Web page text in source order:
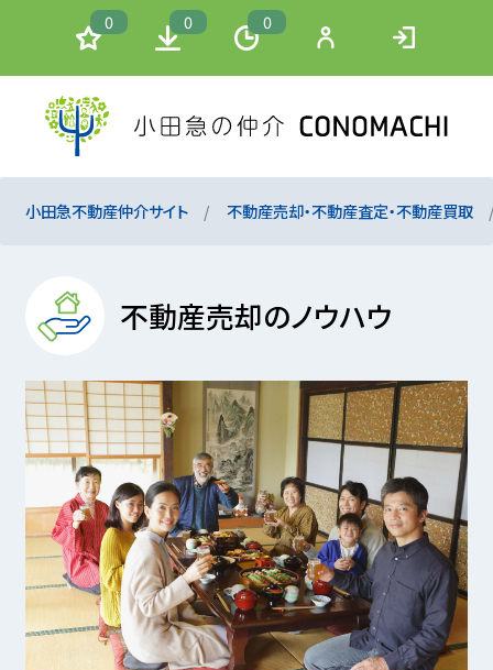
0 0 0
小田急不動産仲介サイト 不動産売却・不動産査定・不動産買取
不動産売却のノウハウ